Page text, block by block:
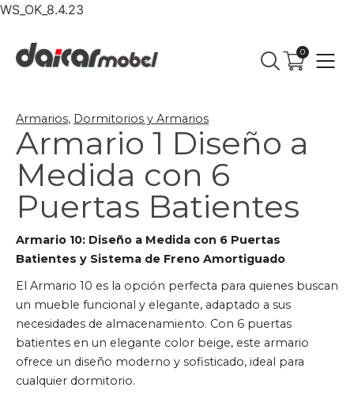
WS_OK_8.4.23
0
Armarios, Dormitorios y Armarios
Armario 1 Diseño a
Medida con 6
Puertas Batientes
Armario 10: Diseño a Medida con 6 Puertas
Batientes y Sistema de Freno Amortiguado
El Armario 10 es la opción perfecta para quienes buscan
un mueble funcional y elegante, adaptado a sus
necesidades de almacenamiento. Con 6 puertas
batientes en un elegante color beige, este armario
ofrece un diseño moderno y sofisticado, ideal para
cualquier dormitorio.